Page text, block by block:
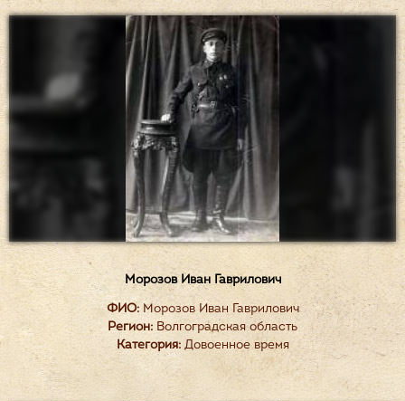
Морозов Иван Гаврилович
ФИО:Морозов Иван Гаврилович
Регион: Волгоградская область
Категория:Довоенное время